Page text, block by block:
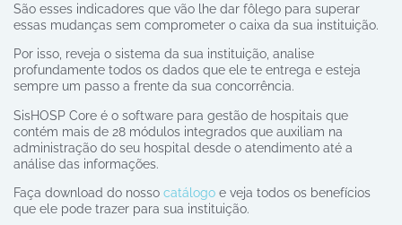
São esses indicadores que vão lhe dar fôlego para superar
essas mudanças sem comprometer o caixa da sua instituição.
Por isso, reveja o sistema da sua instituição, analise
profundamente todos os dados que ele te entrega e esteja
sempre um passo a frente da sua concorrência.
SisHOSP Core é o software para gestão de hospitais que
contém mais de 28 módulos integrados que auxiliam na
administração do seu hospital desde o atendimento até a
análise das informações.
Faça download do nosso catálogo e veja todos os benefícios
que ele pode trazer para sua instituição.